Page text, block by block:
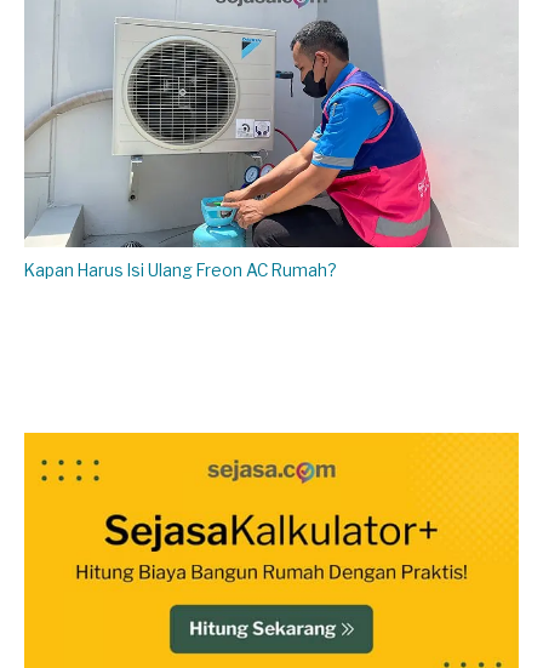
Kapan Harus Isi Ulang Freon AC Rumah?